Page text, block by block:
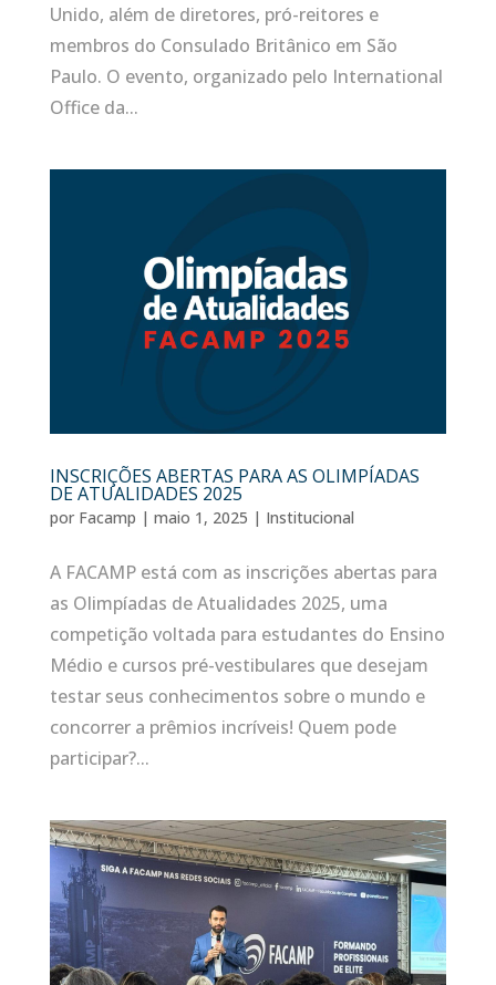
Unido, além de diretores, pró-reitores e
membros do Consulado Britânico em São
Paulo. O evento, organizado pelo International
Office da...
INSCRIÇÕES ABERTAS PARA AS OLIMPÍADAS
DE ATUALIDADES 2025
por Facamp | maio 1, 2025 | Institucional
A FACAMP está com as inscrições abertas para
as Olimpíadas de Atualidades 2025, uma
competição voltada para estudantes do Ensino
Médio e cursos pré-vestibulares que desejam
testar seus conhecimentos sobre o mundo e
concorrer a prêmios incríveis! Quem pode
participar?...